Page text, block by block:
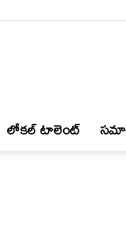
లోకల్ టాలెంట్